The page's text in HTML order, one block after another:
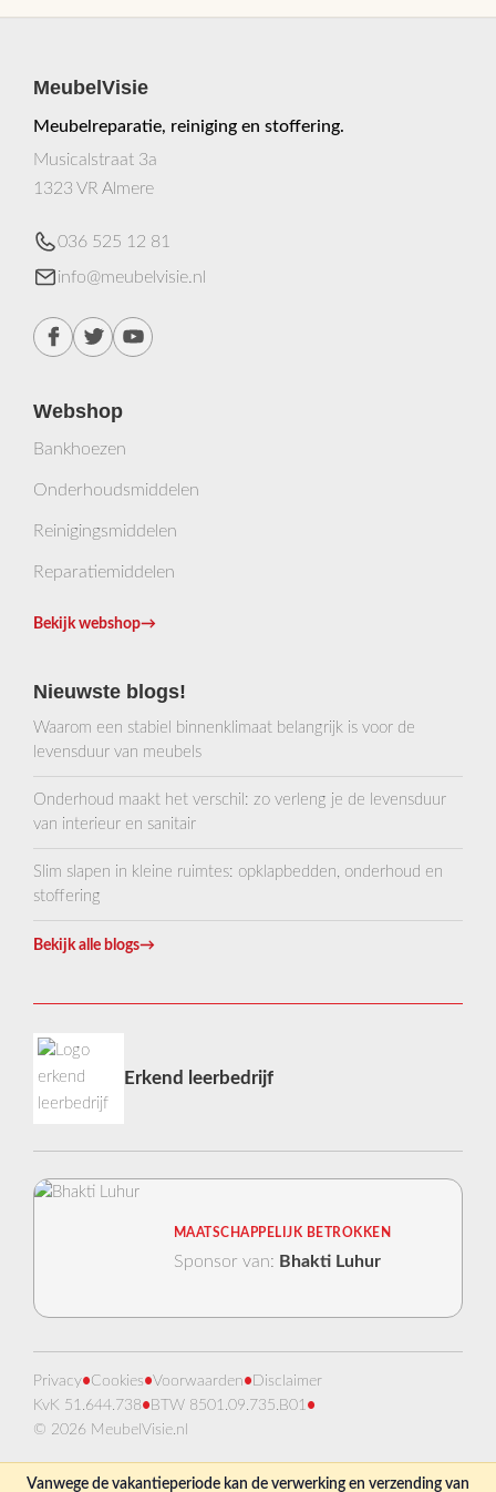
MeubelVisie
Meubelreparatie, reiniging en stoffering.
Musicalstraat 3a
1323 VR Almere
036 525 12 81
info@meubelvisie.nl
Webshop
Bankhoezen
Onderhoudsmiddelen
Reinigingsmiddelen
Reparatiemiddelen
Bekijk webshop→
Nieuwste blogs!
Waarom een stabiel binnenklimaat belangrijk is voor de
levensduur van meubels
Onderhoud maakt het verschil: zo verleng je de levensduur
van interieur en sanitair
Slim slapen in kleine ruimtes: opklapbedden, onderhoud en
stoffering
Bekijk alle blogs→
Erkend leerbedrijf
MAATSCHAPPELIJK BETROKKEN
Sponsor van: Bhakti Luhur
Privacy•Cookies•Voorwaarden• Disclaimer
KvK 51.644.738• BTW 8501.09.735.B01 •
© 2026 MeubelVisie.nl
Vanwege de vakantieperiode kan de verwerking en verzending van